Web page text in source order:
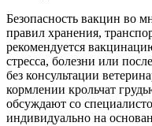
Безопасность вакцин во
правил хранения,
рекомендуется
стресса, болезни или
без консультации
кормлении крольчат
обсуждают со
индивидуально на